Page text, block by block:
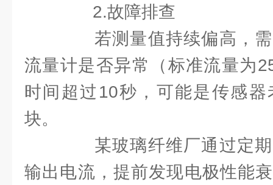
2.故障排查
若测量值持续偏高，需
流量计是否异常（标准流量为
时间超过10秒，可能是传感
块。
某玻璃纤维厂通过定期
输出电流，提前发现电极性能